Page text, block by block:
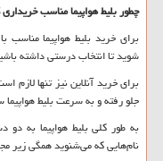
چطور بلیط هواپیما مناسب
برای خرید بلیط هواپیما مناسب
شوید تا انتخاب درستی داشته
برای خرید آنلاین نیز تنها
جلو رفته و به سرعت بلیط هواپیما
به طور کلی بلیط هواپیما به
نام‌هایی که می‌شنوید همگی زیر